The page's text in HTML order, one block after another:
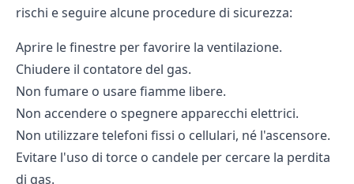
rischi e seguire alcune procedure di sicurezza:
Aprire le finestre per favorire la ventilazione.
Chiudere il contatore del gas.
Non fumare o usare fiamme libere.
Non accendere o spegnere apparecchi elettrici.
Non utilizzare telefoni fissi o cellulari, né l'ascensore.
Evitare l'uso di torce o candele per cercare la perdita
di gas.